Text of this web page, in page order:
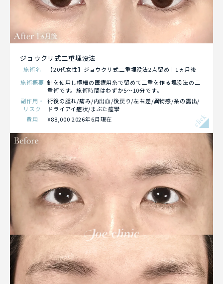
ジョウクリ式二重埋没法
施術名
【20代女性】ジョウクリ式二重埋没法2点留め｜1ヵ月後
施術概要 針を使用し極細の医療用糸で留めて二重を作る埋没法の二
重術です。施術時間はわずか5～10分です。
副作用・
リスク
術後の腫れ/痛み/内出血/後戻り/左右差/異物感/糸の露出/
ドライアイ症状/まぶた痙攣
費用
¥88,000 2026年6月現在 click